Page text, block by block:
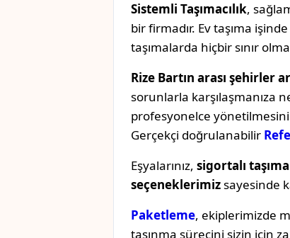
Sistemli Taşımacılık,
bir firmadır. Ev taşıma
taşımalarda hiçbir sınır
Rize Bartın arası şehirler
sorunlarla karşılaşmanıza
profesyonelce
Gerçekçi doğrulanabilir
Eşyalarınız, sigortalı
seçeneklerimizsayesinde
Paketleme, ekiplerimizde
taşınma sürecini sizin için